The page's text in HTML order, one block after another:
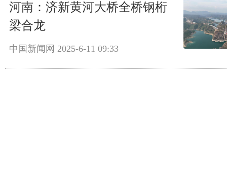
河南：济新黄河大桥全桥钢桁
梁合龙
中国新闻网 2025-6-11 09:33